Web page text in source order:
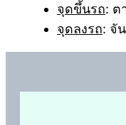
จุดขึ้นรถ: ต
จุดลงรถ: จั